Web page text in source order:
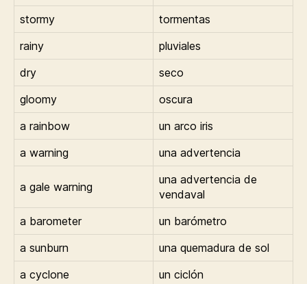
stormy
tormentas
rainy
pluviales
dry
seco
gloomy
oscura
a rainbow
un arco iris
a warning
una advertencia
a gale warning
una advertencia de
vendaval
a barometer
un barómetro
a sunburn
una quemadura de sol
a cyclone
un ciclón